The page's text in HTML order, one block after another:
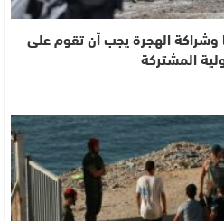
الهجرة يجب أن تقوم على
المشتركة